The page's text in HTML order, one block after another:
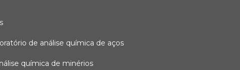
de análise química de aços
química de minérios